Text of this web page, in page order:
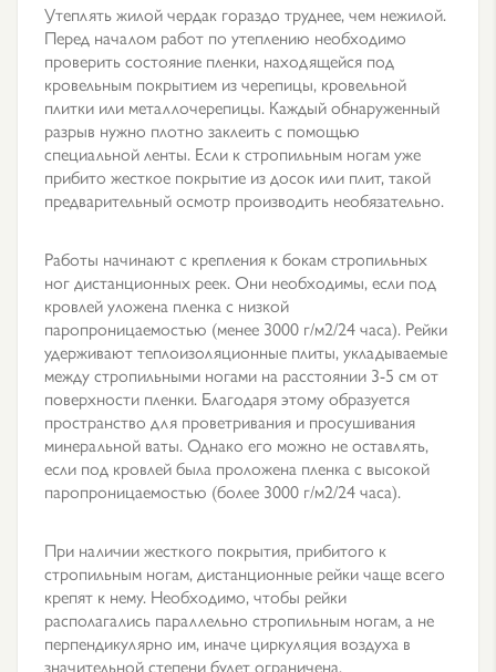
Утеплять жилой чердак гораздо труднее, чем нежилой.
Перед началом работ по утеплению необходимо
проверить состояние пленки, находящейся под
кровельным покрытием из черепицы, кровельной
плитки или металлочерепицы. Каждый обнаруженный
разрыв нужно плотно заклеить с помощью
специальной ленты. Если к стропильным ногам уже
прибито жесткое покрытие из досок или плит, такой
предварительный осмотр производить необязательно.
Работы начинают с крепления к бокам стропильных
ног дистанционных реек. Они необходимы, если под
кровлей уложена пленка с низкой
паропроницаемостью (менее 3000 г/м2/24 часа). Рейки
удерживают теплоизоляционные плиты, укладываемые
между стропильными ногами на расстоянии 3-5 см от
поверхности пленки. Благодаря этому образуется
пространство для проветривания и просушивания
минеральной ваты. Однако его можно не оставлять,
если под кровлей была проложена пленка с высокой
паропроницаемостью (более 3000 г/м2/24 часа).
При наличии жесткого покрытия, прибитого к
стропильным ногам, дистанционные рейки чаще всего
крепят к нему. Необходимо, чтобы рейки
располагались параллельно стропильным ногам, а не
перпендикулярно им, иначе циркуляция воздуха в
значительной степени будет ограничена.